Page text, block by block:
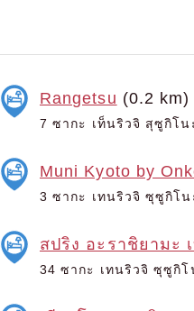
Rangetsu (0.2 km)
7 ซากะ เท็นริวจิ สุซูกิโน
Muni Kyoto by
3 ซากะ เทนริวจิ ซุซูกิโน
สปริง อะราชิยามะ
34 ซากะ เทนริวจิ ซุซูกิโ